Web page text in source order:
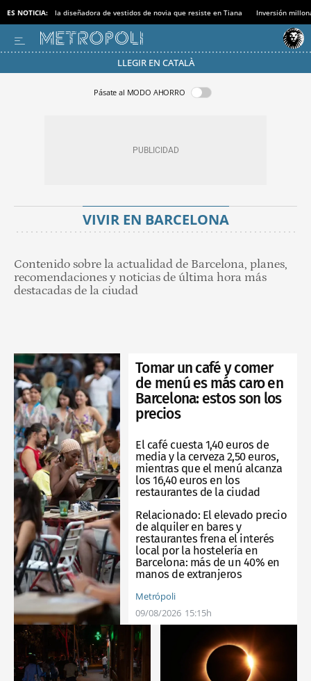
ES NOTICIA: la diseñadora de vestidos de novia que resiste en Tiana Inversión
LLEGIR EN CATALÀ
Pásate al MODO AHORRO
VIVIR EN BARCELONA
Contenido sobre la actualidad de Barcelona, planes,
recomendaciones y noticias de última hora más
destacadas de la ciudad
Tomar un café y comer
de menú es más caro en
Barcelona: estos son los
precios
El café cuesta 1,40 euros de
media y la cerveza 2,50 euros,
mientras que el menú alcanza
los 16,40 euros en los
restaurantes de la ciudad
Relacionado: El elevado precio
de alquiler en bares y
restaurantes frena el interés
local por la hostelería en
Barcelona: más de un 40% en
manos de extranjeros
Metrópoli
09/08/2026 15:15h